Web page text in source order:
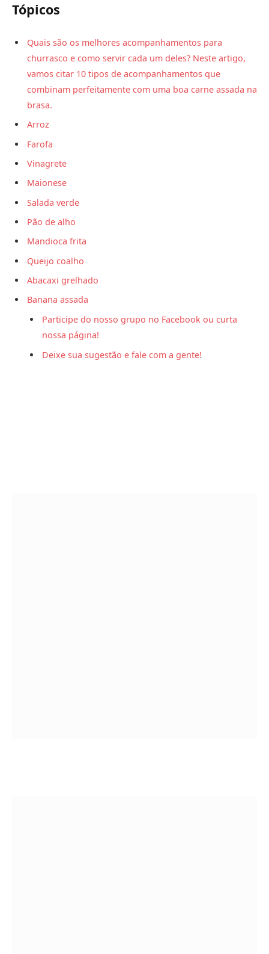
Tópicos
Quais são os melhores acompanhamentos para
churrasco e como servir cada um deles? Neste artigo,
vamos citar 10 tipos de acompanhamentos que
combinam perfeitamente com uma boa carne assada na
brasa.
Arroz
Farofa
Vinagrete
Maionese
Salada verde
Pão de alho
Mandioca frita
Queijo coalho
Abacaxi grelhado
Banana assada
Participe do nosso grupo no Facebook ou curta
nossa página!
Deixe sua sugestão e fale com a gente!